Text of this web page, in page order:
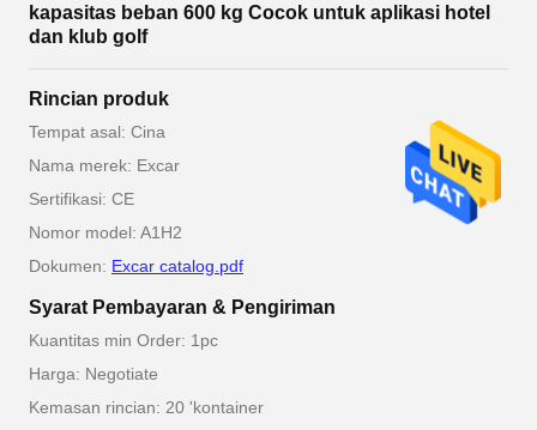
kapasitas beban 600 kg Cocok untuk aplikasi hotel
dan klub golf
Rincian produk
Tempat asal: Cina
Nama merek: Excar
Sertifikasi: CE
Nomor model: A1H2
Dokumen: Excar catalog.pdf
Syarat Pembayaran & Pengiriman
Kuantitas min Order: 1pc
Harga: Negotiate
Kemasan rincian: 20 'kontainer